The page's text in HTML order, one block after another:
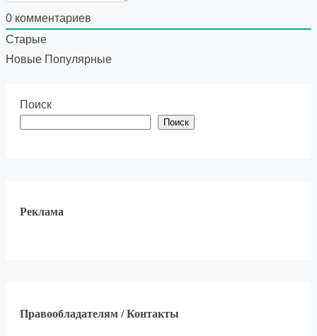
0 комментариев
Старые
Новые Популярные
Поиск
Поиск
Реклама
Правообладателям / Контакты